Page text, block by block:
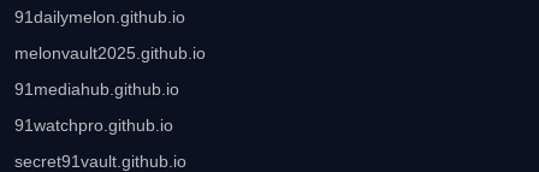
91dailymelon.github.io
melonvault2025.github.io
91mediahub.github.io
91watchpro.github.io
secret91vault.github.io